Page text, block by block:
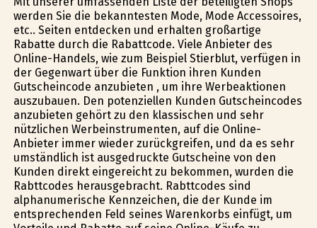
werden Sie die bekanntesten Mode, Mode Accessoires,
etc.. Seiten entdecken und erhalten großartige
Rabatte durch die Rabattcode. Viele Anbieter des
Online-Handels, wie zum Beispiel Stierblut, verfügen in
der Gegenwart über die Funktion ihren Kunden
Gutscheincode anzubieten , um ihre Werbeaktionen
auszubauen. Den potenziellen Kunden Gutscheincodes
anzubieten gehört zu den klassischen und sehr
nützlichen Werbeinstrumenten, auf die Online-
Anbieter immer wieder zurückgreifen, und da es sehr
umständlich ist ausgedruckte Gutscheine von den
Kunden direkt eingereicht zu bekommen, wurden die
Rabttcodes herausgebracht. Rabttcodes sind
alphanumerische Kennzeichen, die der Kunde im
entsprechenden Feld seines Warenkorbs einfügt, um